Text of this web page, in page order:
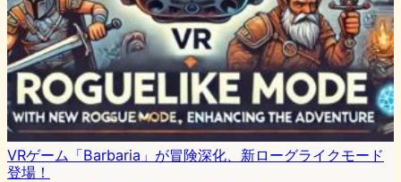
VRゲーム「Barbaria」が冒険深化、新ローグライクモード
登場！